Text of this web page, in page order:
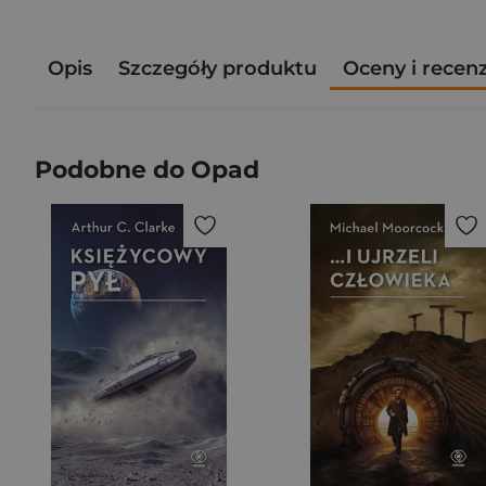
Opis Szczegóły produktu Oceny i
Podobne do Opad